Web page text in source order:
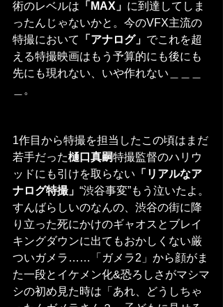
術のレベルは 「MAX」 に到達してしま
ったんじゃないかと。今のVFX主流の
特撮において
「アナログ」 でこれを超
える特撮映画はもう予算的にも後にも
先にも現れない、いや作れない＿＿＿
＿。
1作目から特撮を担当したこの頃はまだ
若手だった樋口真嗣特撮監督のハリウ
ッドにも引けを取らない 「リアルなア
ナログ特撮」 “渋谷事変”もう泣いたよ。
すんばらしいのなんの、渋谷の街に降
り立った死にかけのギャオスとブレイ
キングダウンに出てもおかしくない厳
ついガメラ……「ガメラ2」から顔がま
た一段とイケメン化&恐ろしさがマシマ
シの初め見た時は「あれ、どうしちゃ